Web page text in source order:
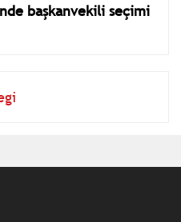
başkanvekili seçimi